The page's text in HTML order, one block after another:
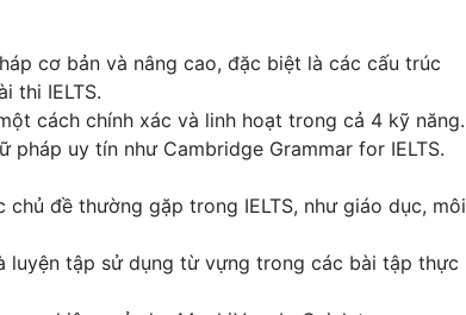
cơ bản và nâng cao, đặc biệt là các cấu trúc
thi IELTS.
cách chính xác và linh hoạt trong cả 4 kỹ năng.
pháp uy tín như Cambridge Grammar for IELTS.
đề thường gặp trong IELTS, như giáo dục, môi
luyện tập sử dụng từ vựng trong các bài tập thực